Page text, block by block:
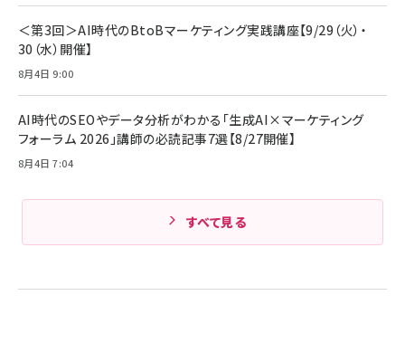
＜第3回＞AI時代のBtoBマーケティング実践講座【9/29（火）・
30（水）開催】
8月4日 9:00
AI時代のSEOやデータ分析がわかる「生成AI×マーケティング
フォーラム 2026」講師の必読記事7選【8/27開催】
8月4日 7:04
すべて見る